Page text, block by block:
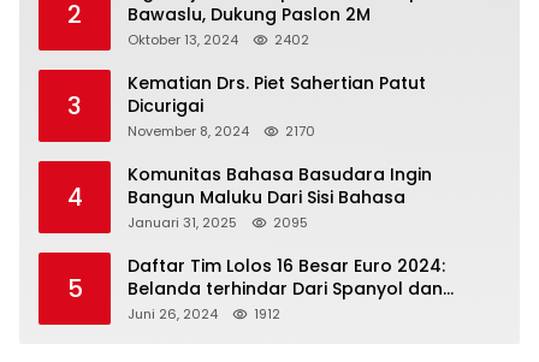
2
Bawaslu, Dukung Paslon 2M
Oktober 13, 2024 2402
3
Kematian Drs. Piet Sahertian Patut
Dicurigai
November 8, 2024 2170
4
Komunitas Bahasa Basudara Ingin
Bangun Maluku Dari Sisi Bahasa
Januari 31, 2025 2095
5
Daftar Tim Lolos 16 Besar Euro 2024:
Belanda terhindar Dari Spanyol dan
Ingriss, Prancis Bertemu Belgia
Juni 26, 2024 1912